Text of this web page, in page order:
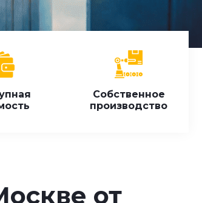
Собственное
производство
от